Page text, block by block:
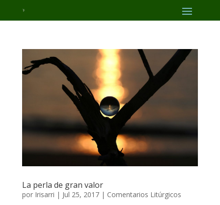
La perla de gran valor
por Irisarri | Jul 25, 2017| Comentarios Litúrgicos